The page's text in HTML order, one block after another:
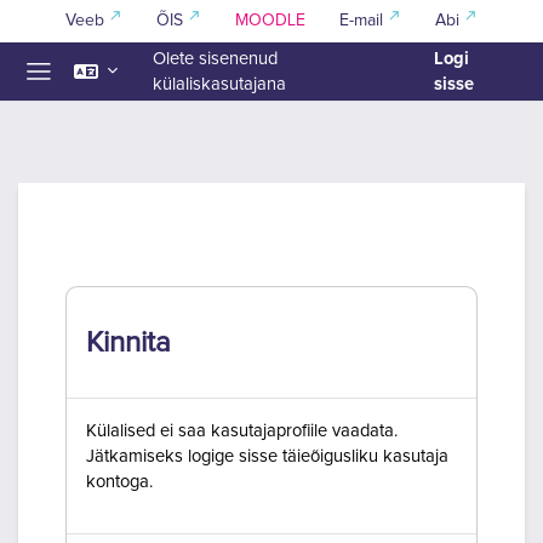
Jäta vahele peasisuni
Veeb ÕIS MOODLE E-mail Abi
Olete sisenenud
külaliskasutajana
Logi
sisse
Kinnita
Külalised ei saa kasutajaprofiile vaadata.
Jätkamiseks logige sisse täieõigusliku kasutaja
kontoga.